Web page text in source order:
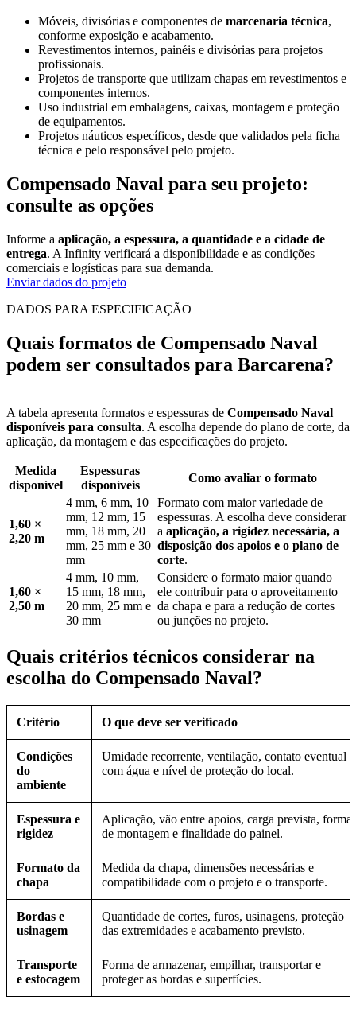
Móveis, divisórias e componentes de marcenaria técnica,
conforme exposição e acabamento.
Revestimentos internos, painéis e divisórias para projetos
profissionais.
Projetos de transporte que utilizam chapas em revestimentos e
componentes internos.
Uso industrial em embalagens, caixas, montagem e proteção
de equipamentos.
Projetos náuticos específicos, desde que validados pela ficha
técnica e pelo responsável pelo projeto.
Compensado Naval para seu projeto:
consulte as opções
Informe a aplicação, a espessura, a quantidade e a cidade de
entrega. A Infinity verificará a disponibilidade e as condições
comerciais e logísticas para sua demanda.
Enviar dados do projeto
DADOS PARA ESPECIFICAÇÃO
Quais formatos de Compensado Naval
podem ser consultados para Barcarena?
A tabela apresenta formatos e espessuras de Compensado Naval
disponíveis para consulta. A escolha depende do plano de corte, da
aplicação, da montagem e das especificações do projeto.
Medida
disponível
Espessuras
disponíveis
Como avaliar o formato
1,60 ×
2,20 m
4 mm, 6 mm, 10
mm, 12 mm, 15
mm, 18 mm, 20
mm, 25 mm e 30
mm
Formato com maior variedade de
espessuras. A escolha deve considerar
a aplicação, a rigidez necessária, a
disposição dos apoios e o plano de
corte.
1,60 ×
2,50 m
4 mm, 10 mm,
15 mm, 18 mm,
20 mm, 25 mm e
30 mm
Considere o formato maior quando
ele contribuir para o aproveitamento
da chapa e para a redução de cortes
ou junções no projeto.
Quais critérios técnicos considerar na
escolha do Compensado Naval?
Critério O que deve ser verificado
Condições
do
ambiente
Umidade recorrente, ventilação, contato eventual
com água e nível de proteção do local.
Espessura e
rigidez
Aplicação, vão entre apoios, carga prevista, forma
de montagem e finalidade do painel.
Formato da
chapa
Medida da chapa, dimensões necessárias e
compatibilidade com o projeto e o transporte.
Bordas e
usinagem
Quantidade de cortes, furos, usinagens, proteção
das extremidades e acabamento previsto.
Transporte
e estocagem
Forma de armazenar, empilhar, transportar e
proteger as bordas e superfícies.